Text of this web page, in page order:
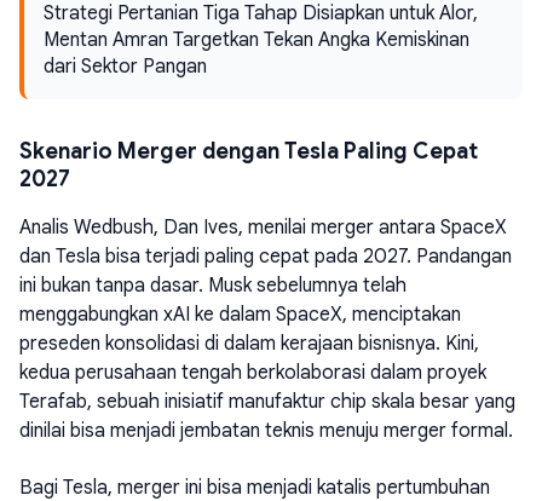
Strategi Pertanian Tiga Tahap Disiapkan untuk Alor,
Mentan Amran Targetkan Tekan Angka Kemiskinan
dari Sektor Pangan
Skenario Merger dengan Tesla Paling Cepat
2027
Analis Wedbush, Dan Ives, menilai merger antara SpaceX
dan Tesla bisa terjadi paling cepat pada 2027. Pandangan
ini bukan tanpa dasar. Musk sebelumnya telah
menggabungkan xAI ke dalam SpaceX, menciptakan
preseden konsolidasi di dalam kerajaan bisnisnya. Kini,
kedua perusahaan tengah berkolaborasi dalam proyek
Terafab, sebuah inisiatif manufaktur chip skala besar yang
dinilai bisa menjadi jembatan teknis menuju merger formal.
Bagi Tesla, merger ini bisa menjadi katalis pertumbuhan